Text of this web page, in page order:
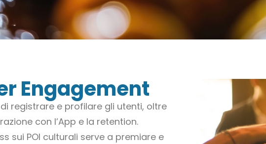
Engagement
di registrare e profilare gli utenti, oltre
con l’App e la retention.
sui POI culturali serve a premiare e